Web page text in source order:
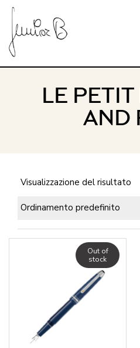
LE
AND
Visualizzazione del risultato
Ordinamento predefinito
Out of
stock